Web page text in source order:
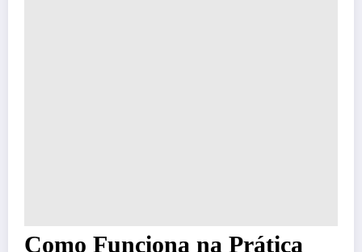
Como Funciona na Prática